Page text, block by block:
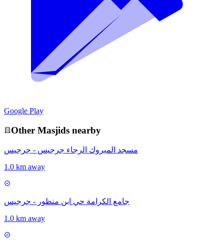
Google Play
Other Masjids nearby
مسجد المبروك الرجاء جرجيس - جرجيس
1.0 km away
جامع الكرامة حي ابن منظور - جرجيس
1.0 km away